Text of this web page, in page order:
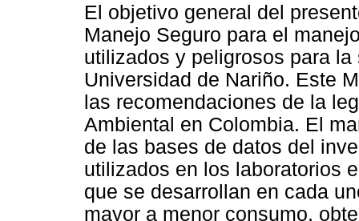
El objetivo general del
Manejo Seguro para el
utilizados y peligrosos para
Universidad de Nariño. Este
las recomendaciones de la
Ambiental en Colombia. El
de las bases de datos del
utilizados en los laboratorios
que se desarrollan en cada
mayor a menor consumo,